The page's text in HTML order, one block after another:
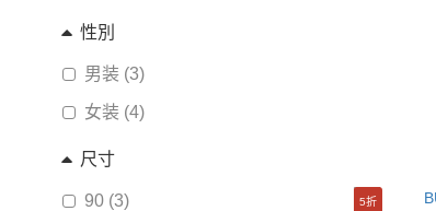
性別
男装 (3)
女装 (4)
尺寸
90 (3) 5折